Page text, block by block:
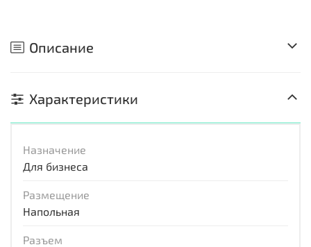
Описание
Характеристики
Назначение
Для бизнеса
Размещение
Напольная
Разъем